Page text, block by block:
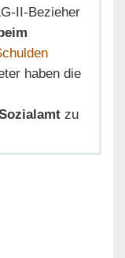
II-Bezieher
haben die
zu